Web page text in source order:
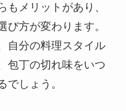
もメリットがあり、
び方が変わります。
自分の料理スタイル
包丁の切れ味をいつ
でしょう。